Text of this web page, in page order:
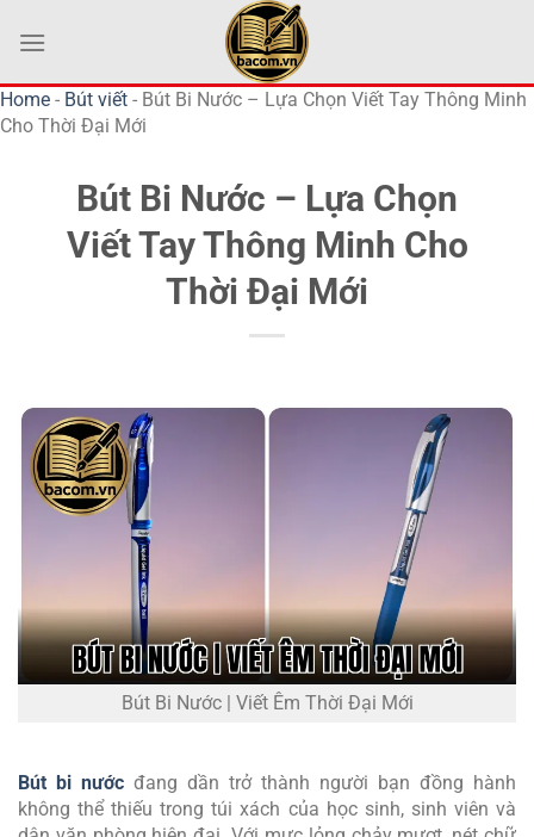
qua
dung
Home - Bút viết - Bút Bi Nước – Lựa Chọn Viết Tay Thông Minh
Cho Thời Đại Mới
Bút Bi Nước – Lựa Chọn
Viết Tay Thông Minh Cho
Thời Đại Mới
Bút Bi Nước | Viết Êm Thời Đại Mới
Bút bi nước đang dần trở thành người bạn đồng hành
không thể thiếu trong túi xách của học sinh, sinh viên và